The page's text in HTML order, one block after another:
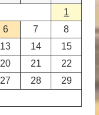
1
6 7
8
13 14
15
20 21
22
27 28
29